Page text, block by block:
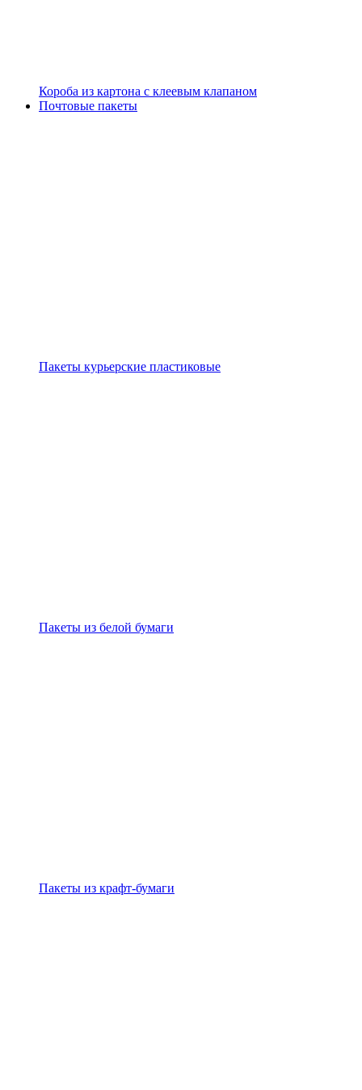
Короба из картона с клеевым клапаном
Почтовые пакеты
Пакеты курьерские пластиковые
Пакеты из белой бумаги
Пакеты из крафт-бумаги